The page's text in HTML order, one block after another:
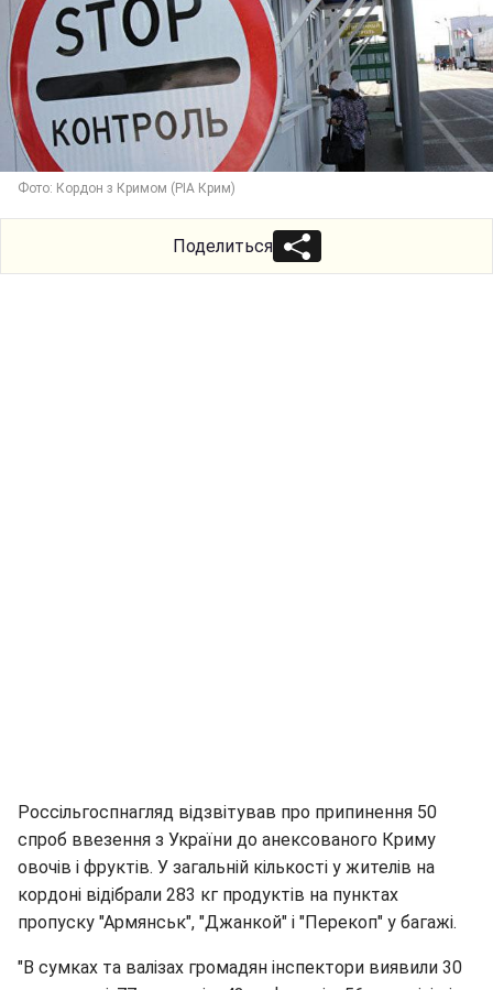
Фото: Кордон з Кримом (РІА Крим)
Поделиться
Россільгоспнагляд відзвітував про припинення 50
спроб ввезення з України до анексованого Криму
овочів і фруктів. У загальній кількості у жителів на
кордоні відібрали 283 кг продуктів на пунктах
пропуску "Армянськ", "Джанкой" і "Перекоп" у багажі.
"В сумках та валізах громадян інспектори виявили 30